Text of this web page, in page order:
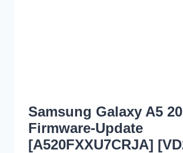
Samsung Galaxy A5
Firmware-Update
[A520FXXU7CRJA]